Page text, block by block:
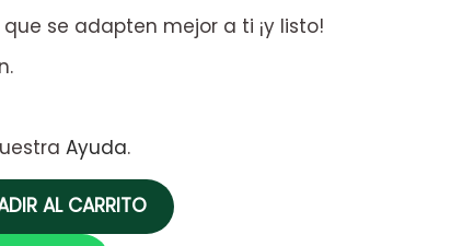
se adapten mejor a ti ¡y listo!
Ayuda.
AL CARRITO